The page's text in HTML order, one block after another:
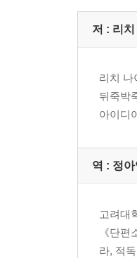
저 : 리
리치 나
뒤죽박
아이디
역 : 정아
고려대
《단
라, 적